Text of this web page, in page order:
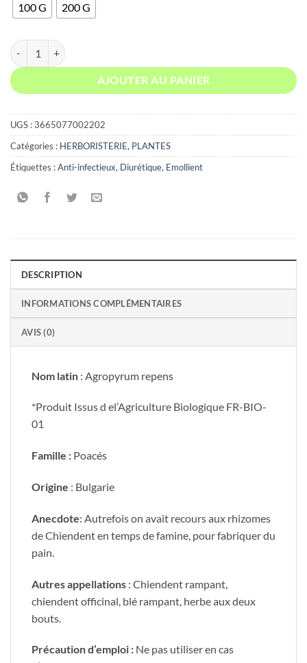
100 G 200 G
quantité de CHIENDENT OFFICINAL RHIZOME COUPE BULGARIE
AJOUTER AU PANIER
UGS :3665077002202
Catégories : HERBORISTERIE, PLANTES
Étiquettes :Anti-infectieux, Diurétique, Emollient
DESCRIPTION
INFORMATIONS COMPLÉMENTAIRES
AVIS (0)
Nom latin : Agropyrum repens
*Produit Issus d el’Agriculture Biologique FR-BIO-
01
Famille : Poacés
Origine : Bulgarie
Anecdote: Autrefois on avait recours aux rhizomes
de Chiendent en temps de famine, pour fabriquer du
pain.
Autres appellations : Chiendent rampant,
chiendent officinal, blé rampant, herbe aux deux
bouts.
Précaution d’emploi : Ne pas utiliser en cas